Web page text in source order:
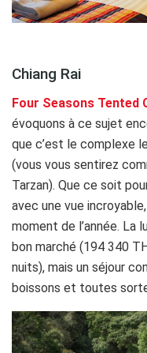
Chiang Rai
Four Seasons Tented
évoquons à ce sujet
que c’est le complexe
(vous vous sentirez
Tarzan). Que ce soit
avec une vue
moment de l’année. La
bon marché (194 340
nuits), mais un séjour
boissons et toutes